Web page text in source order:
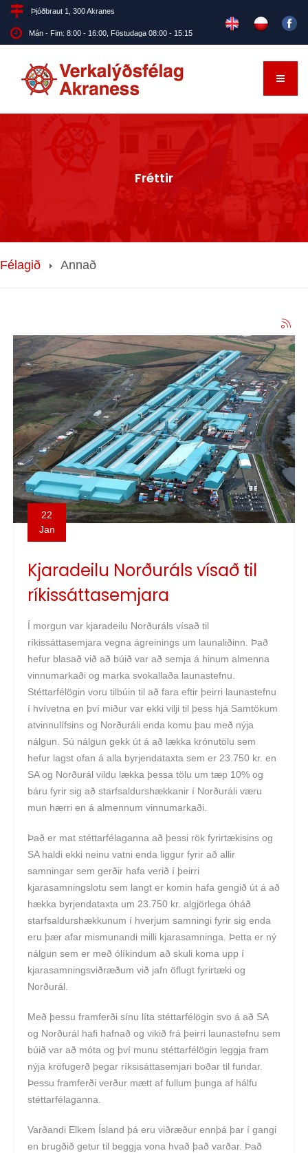
Þjóðbraut 1, 300 Akranes
Mán - Fim: 8:00 - 16:00, Föstudaga 08:00 - 15:15
Fréttir
Félagið Annað
22
Jan
Kjaradeilu Norðuráls vísað til
ríkissáttasemjara
Í morgun var kjaradeilu Norðuráls vísað til
ríkissáttasemjara vegna ágreinings um launaliðinn. Það
hefur blasað við að búið var að semja á hinum almenna
vinnumarkaði og marka svokallaða launastefnu.
Stéttarfélögin voru tilbúin til að fara eftir þeirri launastefnu
í hvívetna en því miður var ekki vilji til þess hjá Samtökum
atvinnulífsins og Norðuráli enda komu þau með nýja
nálgun. Sú nálgun gekk út á að lækka krónutölu sem
hefur lagst ofan á alla byrjendataxta sem er 23.750 kr. en
SA og Norðurál vildu lækka þessa tölu um tæp 10% og
báru fyrir sig að starfsaldurshækkanir í Norðuráli væru
mun hærri en á almennum vinnumarkaði.
Það er mat stéttarfélaganna að þessi rök fyrirtækisins og
SA haldi ekki neinu vatni enda liggur fyrir að allir
samningar sem gerðir hafa verið í þeirri
kjarasamningslotu sem langt er komin hafa gengið út á að
hækka byrjendataxta um 23.750 kr. algjörlega óháð
starfsaldurshækkunum í hverjum samningi fyrir sig enda
eru þær afar mismunandi milli kjarasamninga. Þetta er ný
nálgun sem er með ólíkindum að skuli koma upp í
kjarasamningsviðræðum við jafn öflugt fyrirtæki og
Norðurál.
Með þessu framferði sínu líta stéttarfélögin svo á að SA
og Norðurál hafi hafnað og vikið frá þeirri launastefnu sem
búið var að móta og því munu stéttarfélögin leggja fram
nýja kröfugerð þegar ríksisáttasemjari boðar til fundar.
Þessu framferði verður mætt af fullum þunga af hálfu
stéttarfélaganna.
Varðandi Elkem Ísland þá eru viðræður ennþá þar í gangi
en brugðið getur til beggja vona hvað það varðar. Það